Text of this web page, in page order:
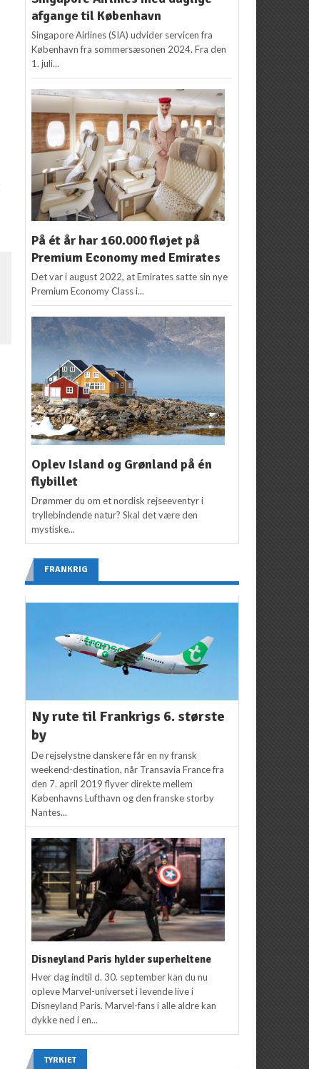
afgange til København
Singapore Airlines (SIA) udvider servicen fra
København fra sommersæsonen 2024. Fra den
1. juli...
På ét år har 160.000 fløjet på
Premium Economy med Emirates
Det var i august 2022, at Emirates satte sin nye
Premium Economy Class i...
Oplev Island og Grønland på én
flybillet
Drømmer du om et nordisk rejseeventyr i
tryllebindende natur? Skal det være den
mystiske...
FRANKRIG
Ny rute til Frankrigs 6. største
by
De rejselystne danskere får en ny fransk
weekend-destination, når Transavia France fra
den 7. april 2019 flyver direkte mellem
Københavns Lufthavn og den franske storby
Nantes...
Disneyland Paris hylder superheltene
Hver dag indtil d. 30. september kan du nu
opleve Marvel-universet i levende live i
Disneyland Paris. Marvel-fans i alle aldre kan
dykke ned i en...
TYRKIET